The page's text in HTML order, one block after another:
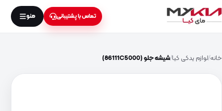
تماس با پشتیبانی منو
خانه لوازم یدکی کیا شیشه جلو (86111C5000)